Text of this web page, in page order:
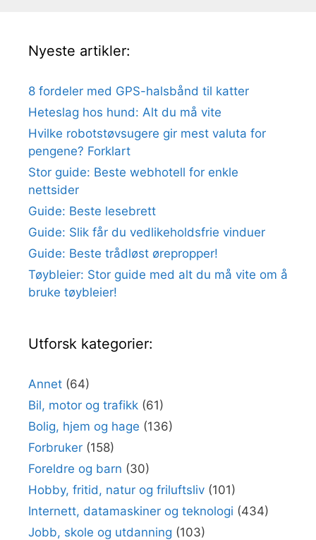
Nyeste artikler:
8 fordeler med GPS-halsbånd til katter
Heteslag hos hund: Alt du må vite
Hvilke robotstøvsugere gir mest valuta for
pengene? Forklart
Stor guide: Beste webhotell for enkle
nettsider
Guide: Beste lesebrett
Guide: Slik får du vedlikeholdsfrie vinduer
Guide: Beste trådløst ørepropper!
Tøybleier: Stor guide med alt du må vite om å
bruke tøybleier!
Utforsk kategorier:
Annet (64)
Bil, motor og trafikk (61)
Bolig, hjem og hage (136)
Forbruker (158)
Foreldre og barn (30)
Hobby, fritid, natur og friluftsliv (101)
Internett, datamaskiner og teknologi (434)
Jobb, skole og utdanning (103)